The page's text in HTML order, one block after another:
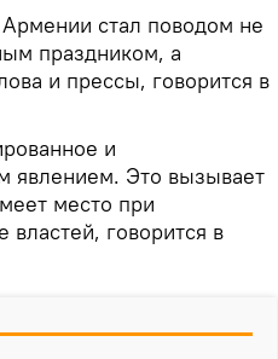
стал поводом не
праздником, а
и прессы, говорится в
и
явлением. Это вызывает
место при
властей, говорится в